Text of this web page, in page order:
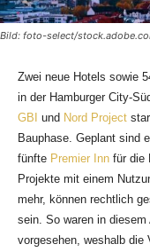
Bild: foto-select/
Zwei neue Hotels sowie
in der Hamburger City-
GBI und Nord Project
Bauphase. Geplant sind
fünfte Premier Inn für die
Projekte mit einem
mehr, können rechtlich
sein. So waren in
vorgesehen, weshalb die